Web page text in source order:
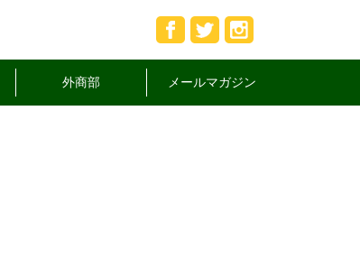
外商部 メールマガジン